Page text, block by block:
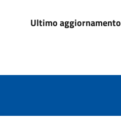
Ultimo aggiornamento